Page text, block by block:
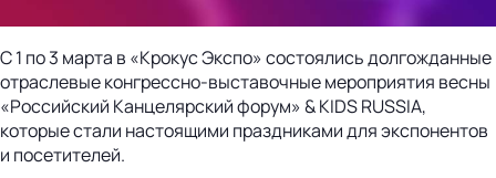
С 1 по 3 марта в «Крокус Экспо» состоялись долгожданные
отраслевые конгрессно-выставочные мероприятия весны
«Российский Канцелярский форум» & KIDS RUSSIA,
которые стали настоящими праздниками для экспонентов
и посетителей.